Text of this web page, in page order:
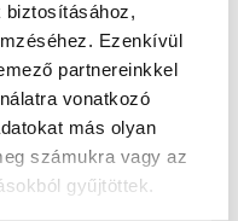
biztosításához,
Ezenkívül
partnereinkkel
vonatkozó
más olyan
számukra vagy az
gyűjtöttek.
Imre